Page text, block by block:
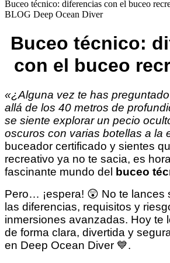
Buceo técnico: diferencias con el buceo
BLOG Deep Ocean Diver
Buceo técnico:
con el buceo
«¿Alguna vez te has
allá de los 40 metros de
se siente explorar un pecio
oscuros con varias botellas a la
buceador certificado y sientes
recreativo ya no te sacia, es
fascinante mundo del
buceo
Pero… ¡espera! 😲 No te lances
las diferencias, requisitos y
inmersiones avanzadas. Hoy te
de forma clara, divertida y
en Deep Ocean Diver 💙.